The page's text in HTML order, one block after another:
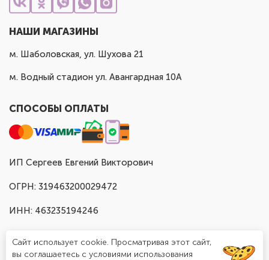
НАШИ МАГАЗИНЫ
м. Шаболовская, ул. Шухова 21
м. Водный стадион ул. Авангардная 10А
СПОСОБЫ ОПЛАТЫ
ИП Сергеев Евгений Викторович
ОГРН: 319463200029472
ИНН: 463235194246
Сайт использует cookie. Просматривая этот сайт,
вы соглашаетесь с условиями использования